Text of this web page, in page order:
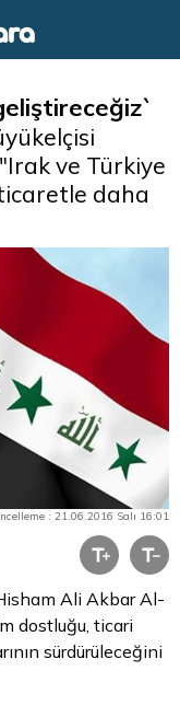
ve Türkiye
daha
: 21.06.2016 Salı 16:01
Ali Akbar Al-
dostluğu, ticari
sürdürüleceğini